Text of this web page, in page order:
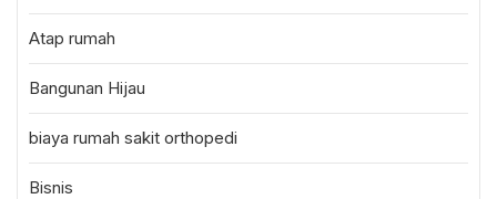
Atap rumah
Bangunan Hijau
biaya rumah sakit orthopedi
Bisnis